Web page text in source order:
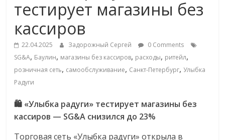
Commerce,
омниканальном
ритейле,
логистике,
технологиях,
тестирует магазины без
кассиров
22.04.2025 Задорожный Сергей
0 Comments
SG&A, Баулин, магазины без кассиров, расходы, ритейл,
розничная сеть, самообслуживание, Санкт-Петербург, Улыбка
Радуги
🛍 «Улыбка радуги» тестирует магазины без
кассиров — SG&A снизился до 23%
Торговая сеть «Улыбка радуги» открыла в